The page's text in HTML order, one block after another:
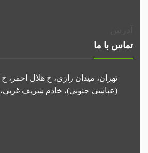
تماس با ما
تهران، میدان رازی، خ هلال احمر، خ
(عباسی جنوبی)، خادم شریف غربی،